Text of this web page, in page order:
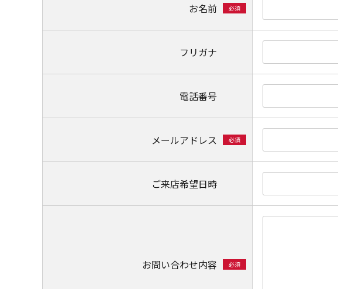
お名前 必須
フリガナ
電話番号
メールアドレス 必須
ご来店希望日時
お問い合わせ内容 必須